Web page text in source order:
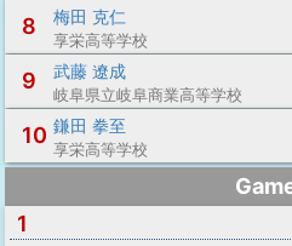
8 梅田 克仁
享栄高等学校
9 武藤 遼成
岐阜県立岐阜商業高等学校
10 鎌田 拳至
享栄高等学校
1